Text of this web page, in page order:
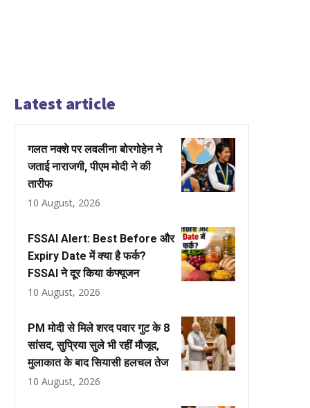
Latest article
गलत नक्शे पर लवलीना बोरगोहेन ने
जताई नाराजगी, पीएम मोदी ने की
तारीफ
10 August, 2026
FSSAI Alert: Best Before और
Expiry Date में क्या है फर्क?
FSSAI ने दूर किया कंफ्यूजन
10 August, 2026
PM मोदी से मिले शरद पवार गुट के 8
सांसद, सुप्रिया सुले भी रहीं मौजूद,
मुलाकात के बाद सियासी हलचल तेज
10 August, 2026